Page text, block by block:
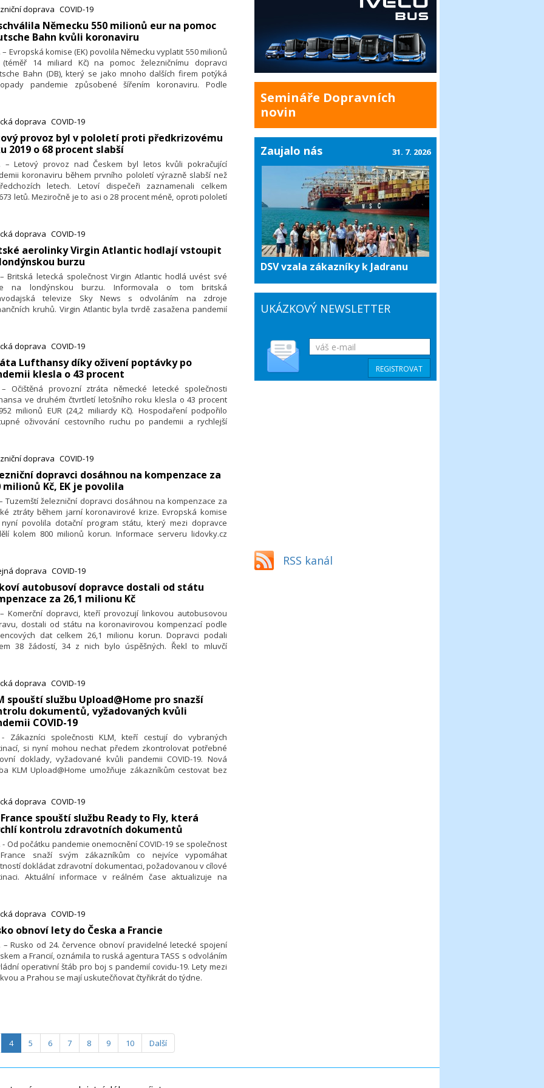
doprava COVID-19
Německu 550 milionů eur na pomoc
Bahn kvůli koronaviru
– Evropská komise (EK) povolila Německu vyplatit 550 milionů
14 miliard Kč) na pomoc železničnímu dopravci
Bahn (DB), který se jako mnoho dalších firem potýká
pandemie způsobené šířením koronaviru. Podle
doprava COVID-19
provoz byl v pololetí proti předkrizovému
2019 o 68 procent slabší
– Letový provoz nad Českem byl letos kvůli pokračující
koronaviru během prvního pololetí výrazně slabší než
letech. Letoví dispečeři zaznamenali celkem
letů. Meziročně je to asi o 28 procent méně, oproti pololetí
ČR (ŘLP). Podle dispečerů ovšem v posledních měsících
postupně roste a vzestupný trend by navíc mohl dále
doprava COVID-19
aerolinky Virgin Atlantic hodlají vstoupit
burzu
Britská letecká společnost Virgin Atlantic hodlá uvést své
na londýnskou burzu. Informovala o tom britská
televize Sky News s odvoláním na zdroje
kruhů. Virgin Atlantic byla tvrdě zasažena pandemií
doprava COVID-19
Lufthansy díky oživení poptávky po
klesla o 43 procent
Očištěná provozní ztráta německé letecké společnosti
ve druhém čtvrtletí letošního roku klesla o 43 procent
milionů EUR (24,2 miliardy Kč). Hospodaření podpořilo
oživování cestovního ruchu po pandemii a rychlejší
Brussels a Austrian Airlines.
doprava COVID-19
dopravci dosáhnou na kompenzace za
milionů Kč, EK je povolila
Tuzemští železniční dopravci dosáhnou na kompenzace za
ztráty během jarní koronavirové krize. Evropská komise
nyní povolila dotační program státu, který mezi dopravce
kolem 800 milionů korun. Informace serveru lidovky.cz
doprava COVID-19
autobusoví dopravce dostali od státu
za 26,1 milionu Kč
Komerční dopravci, kteří provozují linkovou autobusovou
dostali od státu na koronavirovou kompenzací podle
dat celkem 26,1 milionu korun. Dopravci podali
38 žádostí, 34 z nich bylo úspěšných. Řekl to mluvčí
dříve vyčlenil až 100 milionů korun.
doprava COVID-19
spouští službu Upload@Home pro snazší
dokumentů, vyžadovaných kvůli
COVID-19
- Zákazníci společnosti KLM, kteří cestují do vybraných
si nyní mohou nechat předem zkontrolovat potřebné
doklady, vyžadované kvůli pandemii COVID-19. Nová
KLM Upload@Home umožňuje zákazníkům cestovat bez
doprava COVID-19
spouští službu Ready to Fly, která
kontrolu zdravotních dokumentů
- Od počátku pandemie onemocnění COVID-19 se společnost
snaží svým zákazníkům co nejvíce vypomáhat
dokládat zdravotní dokumentaci, požadovanou v cí­lové
Aktuální informace v reálném čase aktualizuje na
jistotu, že mají všechny zdravotní doklady
pro svou cestu ještě před příjezdem na letiště.
doprava COVID-19
obnoví lety do Česka a Francie
– Rusko od 24. července obnoví pravidelné letecké spojení
a Francií, oznámila to ruská agentura TASS s odvoláním
operativní štáb pro boj s pandemií covidu-19. Lety mezi
a Prahou se mají uskutečňovat čtyřikrát do týdne.
4 5 6 7 8 9 10 Další
Semináře Dopravních
novin
Zaujalo nás
DSV vzala zákazníky k Jadranu
31. 7. 2026
UKÁZKOVÝ NEWSLETTER
RSS kanál